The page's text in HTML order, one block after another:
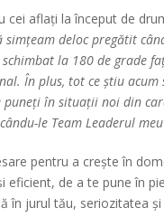
cei aflați la început de
simțeam deloc pregătit
la 180 de grade
În plus, tot ce știu
în situații noi din
le Team Leaderul
pentru a crește în
de a te pune în
în jurul tău, seriozitatea